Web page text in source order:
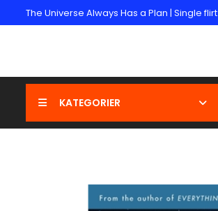
The Universe Always Has a Plan | Single flirt
KATEGORIER